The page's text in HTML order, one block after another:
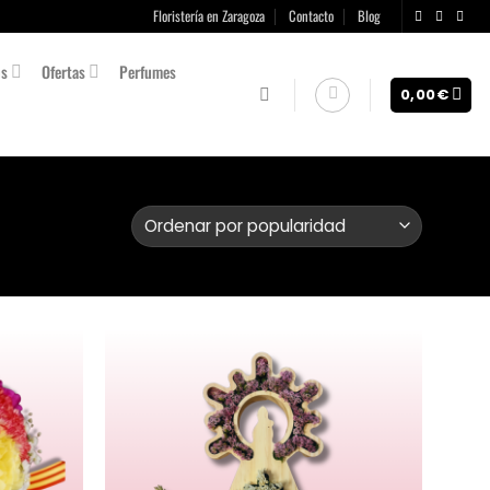
Floristería en Zaragoza Contacto Blog
Ofertas Perfumes
0,00€